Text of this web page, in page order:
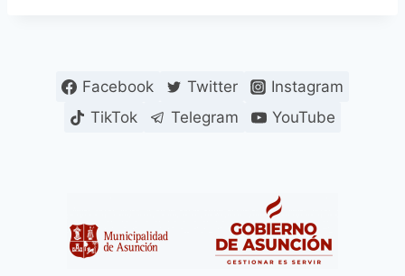
Facebook Twitter
Instagram
TikTok
Telegram YouTube